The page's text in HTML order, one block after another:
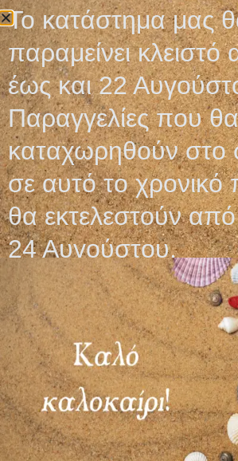
επιβεβαιώνονται με την λήψη του
ενδέχεται να αλλάξουν χωρίς
Σχετικά προϊόντα
ΓΑΝΤΙΑ ΝΙΤΡΙΛΙΟΥ
ΧΩΡΙΣ ΠΟΥΔΡΑ ΣΕ
ΧΡΩΜΑ ΜΩΒ
5,30€
Επιλογή
Το κατάστημα μας
παραμείνει
έως και 22
Παραγγελίες που θα
καταχωρηθούν στο
σε αυτό το χρονικό
θα εκτελεστούν
24 Αυγούστου.